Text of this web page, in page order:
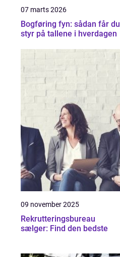
07 marts 2026
Bogføring fyn: sådan får du
styr på tallene i hverdagen
09 november 2025
Rekrutteringsbureau
sælger: Find den bedste